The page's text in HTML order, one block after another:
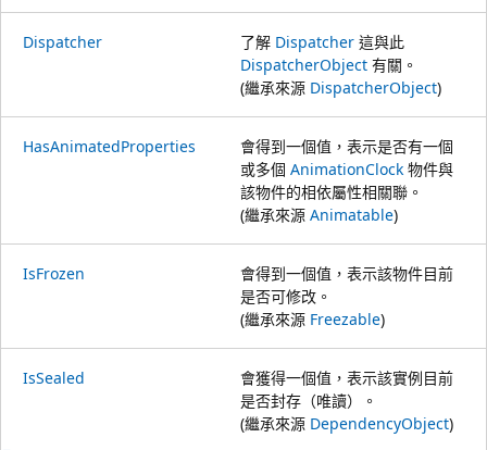
Dispatcher 了解 Dispatcher 這與此
DispatcherObject 有關。
(繼承來源 DispatcherObject)
HasAnimatedProperties
會得到一個值，表示是否有一個
或多個 AnimationClock 物件與
該物件的相依屬性相關聯。
(繼承來源 Animatable)
IsFrozen
會得到一個值，表示該物件目前
是否可修改。
(繼承來源 Freezable)
IsSealed
會獲得一個值，表示該實例目前
是否封存（唯讀）。
(繼承來源 DependencyObject)